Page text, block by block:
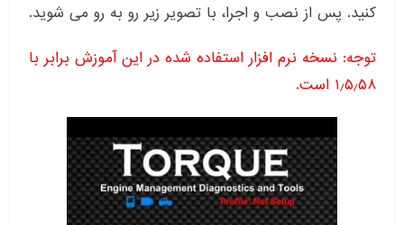
کنید. پس از نصب و اجرا، با تصویر زیر رو به رو می شوید.
توجه: نسخه نرم افزار استفاده شده در این آموزش برابر با
۱٫۵٫۵۸ است.